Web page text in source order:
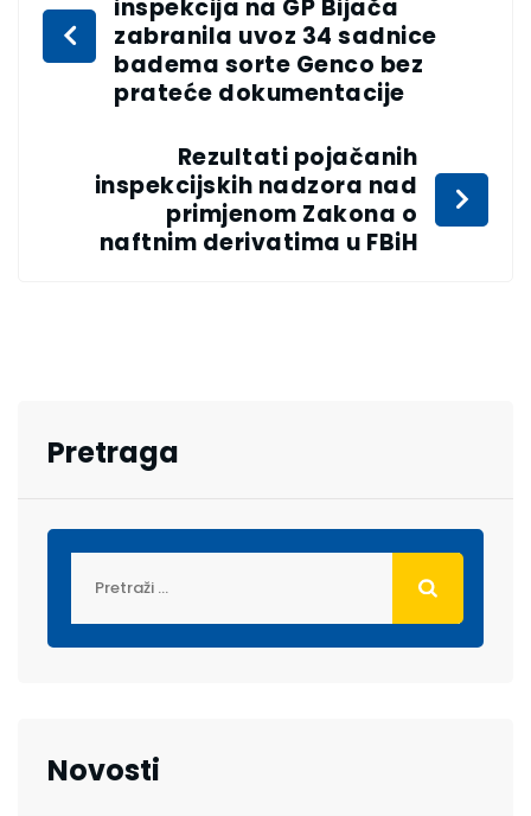
inspekcija na GP Bijača
zabranila uvoz 34 sadnice
badema sorte Genco bez
prateće dokumentacije
Rezultati pojačanih
inspekcijskih nadzora nad
primjenom Zakona o
naftnim derivatima u FBiH
Pretraga
Novosti